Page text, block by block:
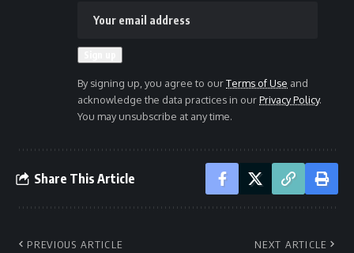
By signing up, you agree to ourTerms of Use and
acknowledge the data practices in ourPrivacy Policy.
You may unsubscribe at any time.
Share This Article
PREVIOUS ARTICLE NEXT ARTICLE